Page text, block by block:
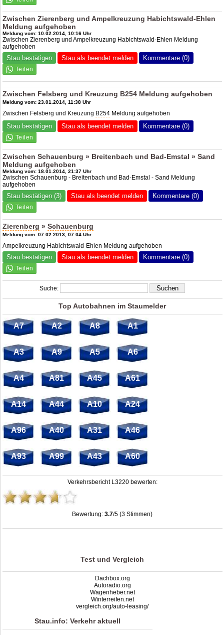
Zwischen Zierenberg und Ampelkreuzung Habichtswald-Ehlen
Meldung aufgehoben
Meldung vom: 10.02.2014, 10:16 Uhr
Zwischen Zierenberg und Ampelkreuzung Habichtswald-Ehlen Meldung
aufgehoben
Stau bestätigen Stau als beendet melden Kommentare (0)
Zwischen Felsberg und Kreuzung B254 Meldung aufgehoben
Meldung vom: 23.01.2014, 11:38 Uhr
Zwischen Felsberg und Kreuzung B254 Meldung aufgehoben
Stau bestätigen Stau als beendet melden Kommentare (0)
Zwischen Schauenburg » Breitenbach und Bad-Emstal » Sand
Meldung aufgehoben
Meldung vom: 18.01.2014, 21:37 Uhr
Zwischen Schauenburg - Breitenbach und Bad-Emstal - Sand Meldung
aufgehoben
Stau bestätigen (3) Stau als beendet melden Kommentare (0)
Zierenberg »Schauenburg
Meldung vom: 07.02.2013, 07:04 Uhr
Ampelkreuzung Habichtswald-Ehlen Meldung aufgehoben
Stau bestätigen Stau als beendet melden Kommentare (0)
Suche:
Top Autobahnen im Staumelder
A7 A2 A8 A1
A3 A9 A5 A6
A4 A81 A45 A61
A14 A44 A10 A24
A96 A40 A31 A46
A93 A99 A43 A60
Verkehrsbericht L3220 bewerten:
Bewertung:3.7/5 (3 Stimmen)
Stau L3220: Unfälle, Sperrung & Baustellen | Staumelder L3220 ,3.7out of5
Test und Vergleich
Dachbox.org
Autoradio.org
Wagenheber.net
Winterreifen.net
vergleich.org/auto-leasing/
Stau.info: Verkehr aktuell